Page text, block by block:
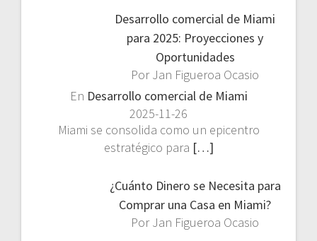
Desarrollo comercial de Miami
para 2025: Proyecciones y
Oportunidades
Por Jan Figueroa Ocasio
En Desarrollo comercial de Miami
2025-11-26
Miami se consolida como un epicentro
estratégico para […]
¿Cuánto Dinero se Necesita para
Comprar una Casa en Miami?
Por Jan Figueroa Ocasio